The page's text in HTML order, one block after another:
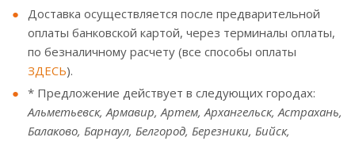
Доставка осуществляется после предварительной
оплаты банковской картой, через терминалы оплаты,
по безналичному расчету (все способы оплаты
ЗДЕСЬ).
* Предложение действует в следующих городах:
Альметьевск, Армавир, Артем, Архангельск, Астрахань,
Балаково, Барнаул, Белгород, Березники, Бийск,